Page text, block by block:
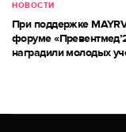
НОВОСТИ
При поддержке
форуме
наградили молодых